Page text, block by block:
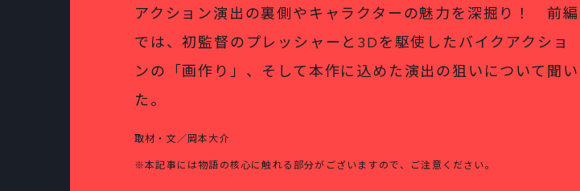
アクション演出の裏側やキャラクターの魅力を深掘り！ 前編
では、初監督のプレッシャーと3Dを駆使したバイクアクショ
ンの「画作り」、そして本作に込めた演出の狙いについて聞い
た。
取材・文／岡本大介
※本記事には物語の核心に触れる部分がございますので、ご注意ください。